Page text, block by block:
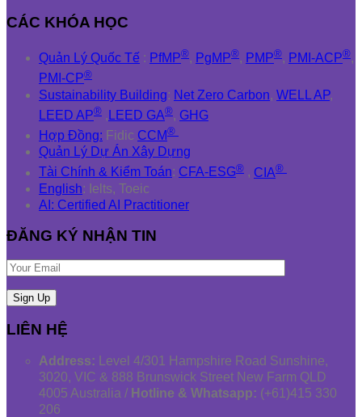
CÁC KHÓA HỌC
Quản Lý Quốc Tế : PfMP®, PgMP®, PMP®, PMI-ACP®,
PMI-CP®
Sustainability Building: Net Zero Carbon, WELL AP,
LEED AP® , LEED GA®, GHG
Hợp Đồng: Fidic CCM®
Quản Lý Dự Án Xây Dựng
Tài Chính & Kiểm Toán: CFA-ESG® , CIA®
English: Ielts, Toeic
AI: Certified AI Practitioner
ĐĂNG KÝ NHẬN TIN
LIÊN HỆ
Address: Level 4/301 Hampshire Road Sunshine,
3020, VIC & 888 Brunswick Street New Farm QLD
4005 Australia / Hotline & Whatsapp: (+61)415 330
206